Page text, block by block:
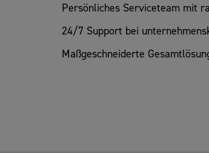
Persönliches Serviceteam mit
24/7 Support bei
Maßgeschneiderte